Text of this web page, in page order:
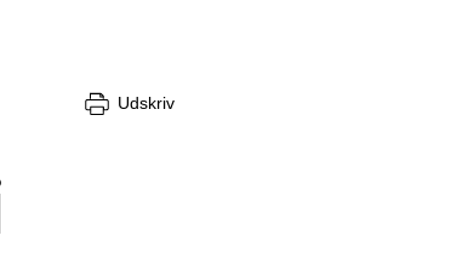
Udskriv